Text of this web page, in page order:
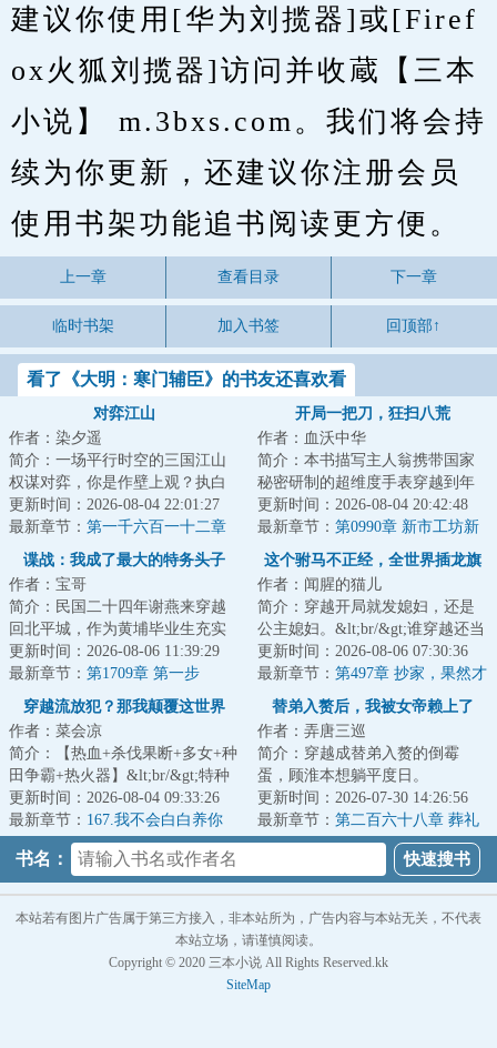
建议你使用[华为刘揽器]或[Firef
ox火狐刘揽器]访问并收蔵【三本
小说】 m.3bxs.com。我们将会持
续为你更新，还建议你注册会员
使用书架功能追书阅读更方便。
上一章 查看目录 下一章
临时书架 加入书签 回顶部↑
看了《大明：寒门辅臣》的书友还喜欢看
对弈江山
作者：染夕遥
简介：一场平行时空的三国江山
权谋对弈，你是作壁上观？执白
子？抑或执黑子？...
更新时间：2026-08-04 22:01:27
最新章节： 第一千六百一十二章
尚书的“赎罪”
开局一把刀，狂扫八荒
作者：血沃中华
简介：本书描写主人翁携带国家
秘密研制的超维度手表穿越到年
的南宋成为一名战将。主人翁在
手表的帮助下力...
更新时间：2026-08-04 20:42:48
最新章节： 第0990章 新市工坊新
谍战：我成了最大的特务头子
作者：宝哥
简介：民国二十四年谢燕来穿越
回北平城，作为黄埔毕业生充实
北平分站，半个月粉碎特高课石
川少佐收买北平...
更新时间：2026-08-06 11:39:29
最新章节： 第1709章 第一步
这个驸马不正经，全世界插龙旗
抢女帝！
作者：闻腥的猫儿
简介：穿越开局就发媳妇，还是
公主媳妇。&lt;br/&gt;谁穿越还当
正经人？公主，皇后，女帝，勇
将，花魁，...
更新时间：2026-08-06 07:30:36
最新章节： 第497章 抄家，果然才
是来钱最快的！
穿越流放犯？那我颠覆这世界
作者：菜会凉
简介：【热血+杀伐果断+多女+种
田争霸+热火器】&lt;br/&gt;特种
兵陈锋，代号“孤狼”，死后穿越到
大梁王...
更新时间：2026-08-04 09:33:26
最新章节： 167.我不会白白养你
替弟入赘后，我被女帝赖上了
作者：弄唐三巡
简介：穿越成替弟入赘的倒霉
蛋，顾淮本想躺平度日。
&lt;br/&gt;可二哥拿了他的计策献
给女帝后，竟一路高...
更新时间：2026-07-30 14:26:56
最新章节： 第二百六十八章 葬礼
上的不速之客
书名：
本站若有图片广告属于第三方接入，非本站所为，广告内容与本站无关，不代表
本站立场，请谨慎阅读。
Copyright © 2020 三本小说 All Rights Reserved.kk
SiteMap